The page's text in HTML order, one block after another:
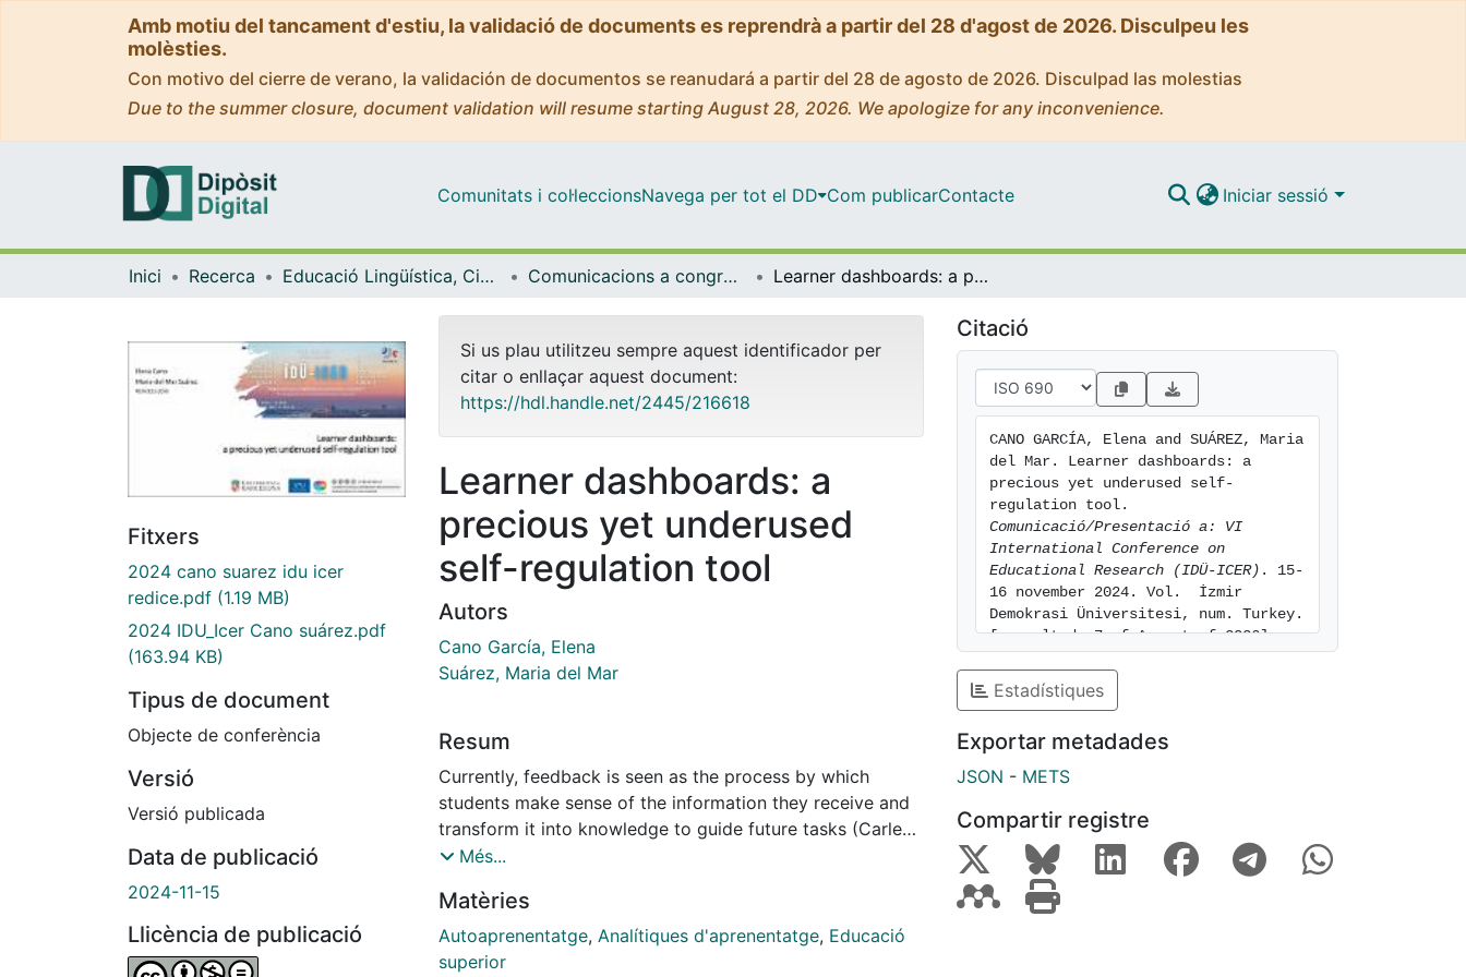
Amb motiu del tancament d'estiu, la validació de documents es reprendrà a partir del 28 d'agost de 2026. Disculpeu les
molèsties.
Con motivo del cierre de verano, la validación de documentos se reanudará a partir del 28 de agosto de 2026. Disculpad las molestias
Due to the summer closure, document validation will resume starting August 28, 2026. We apologize for any inconvenience.
Comunitats i col·leccionsNavega per tot el DD Com publicarContacte Iniciar sessió
Inici Recerca Educació Lingüística, Científica i Matemàtica Comunicacions a congressos (Educació Lingüística, Científica i Matemàtica) Learner dashboards: a precious yet underused self-regulation tool
Fitxers
2024 cano suarez idu icer
redice.pdf (1.19 MB)
2024 IDU_Icer Cano suárez.pdf
(163.94 KB)
Tipus de document
Objecte de conferència
Versió
Versió publicada
Data de publicació
2024-11-15
Llicència de publicació
Si us plau utilitzeu sempre aquest identificador per
citar o enllaçar aquest document:
https://hdl.handle.net/2445/216618
Learner dashboards: a
precious yet underused
self-regulation tool
Autors
Cano García, Elena
Suárez, Maria del Mar
Resum
Currently, feedback is seen as the process by which
students make sense of the information they receive and
transform it into knowledge to guide future tasks (Carless
& Boud, 2018). This information can come from multiple
measuring, collecting, analyzing, and reporting data on
students and their contexts to optimize learning (Siemens
& Gasevic, 2012). LA can be displayed in learner
Més...
Matèries
Autoaprenentatge, Analítiques d'aprenentatge, Educació
superior
Citació
CANO GARCÍA, Elena and SUÁREZ, Maria
del Mar. Learner dashboards: a
precious yet underused self-
Comunicació/Presentació a: VI
International Conference on
Educational Research (IDÜ-ICER) . 15-
16 november 2024. Vol.  İzmir
Demokrasi Üniversitesi, num. Turkey.
[consulted: 7 of August of 2026].
https://hdl.handle.net/2445/216618
Estadístiques
Exportar metadades
JSON - METS
Compartir registre